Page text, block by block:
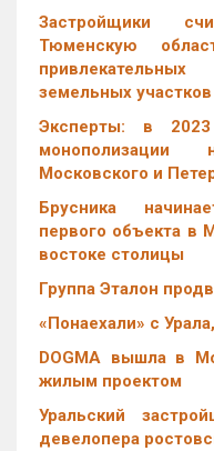
Застройщики
Тюменскую
земельных участков
Эксперты: в
Московского и
Брусника
первого объекта в
востоке столицы
Группа Эталон
«Понаехали» с
DOGMA вышла в
жилым проектом
Уральский
девелопера